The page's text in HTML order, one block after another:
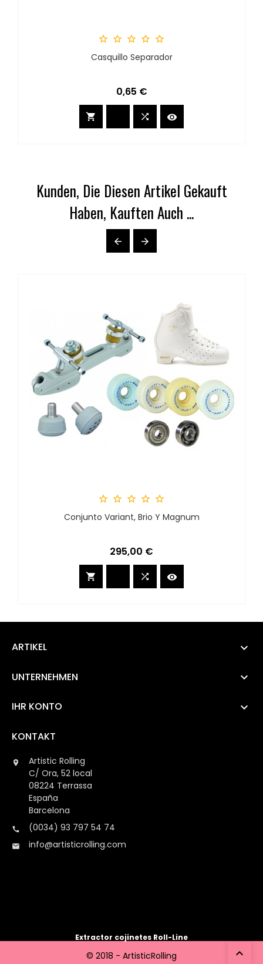
    
Casquillo Separador
Precio
0,65 €
  
Kunden, Die Diesen Artikel Gekauft
Haben, Kauften Auch ...
 
    
Conjunto Variant, Brio Y Magnum
Preis
295,00 €
  
ARTIKEL 
UNTERNEHMEN 
IHR KONTO 
KONTAKT

Artistic Rolling
C/ Ora, 52 local
08224 Terrassa
España
Barcelona
 (0034) 93 797 54 74
 info@artisticrolling.com

Extractor cojinetes Roll-Line
© 2018 - ArtisticRolling